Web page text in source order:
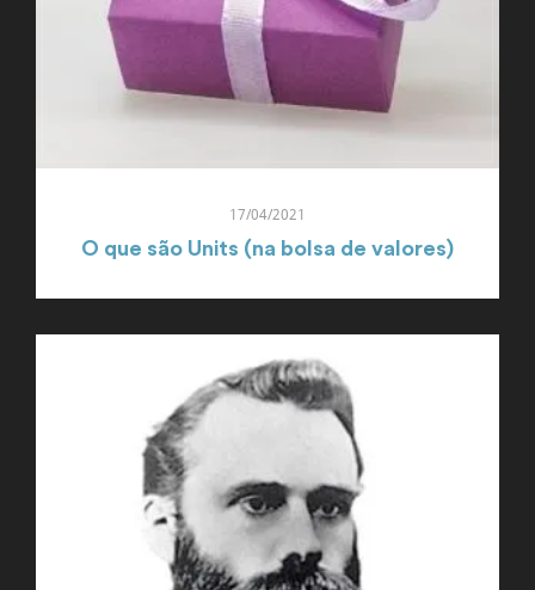
17/04/2021
O que são Units (na bolsa de valores)